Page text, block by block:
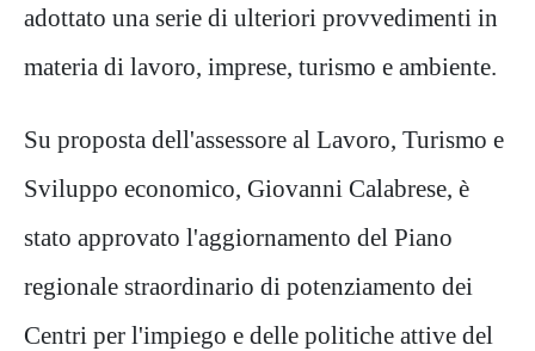
adottato una serie di ulteriori provvedimenti in
materia di lavoro, imprese, turismo e ambiente.
Su proposta dell'assessore al Lavoro, Turismo e
Sviluppo economico, Giovanni Calabrese, è
stato approvato l'aggiornamento del Piano
regionale straordinario di potenziamento dei
Centri per l'impiego e delle politiche attive del